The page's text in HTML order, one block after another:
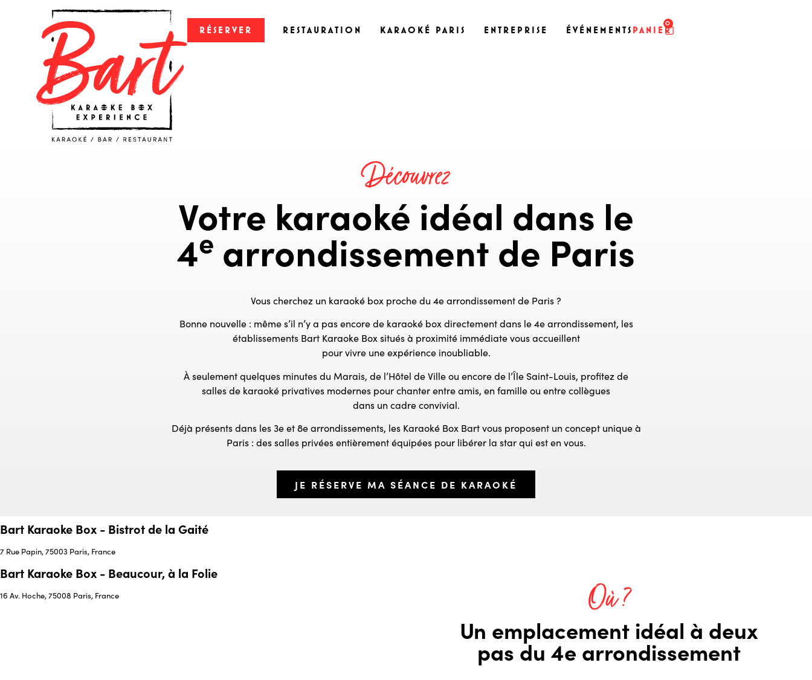
RÉSERVER RESTAURATION KARAOKÉ PARIS ENTREPRISE ÉVÉNEMENTS PANIER
0
Découvrez
Votre karaoké idéal dans le
4e arrondissement de Paris
Vous cherchez un karaoké box proche du 4e arrondissement de Paris ?
Bonne nouvelle : même s’il n’y a pas encore de karaoké box directement dans le 4e arrondissement, les
établissements Bart Karaoke Box situés à proximité immédiate vous accueillent
pour vivre une expérience inoubliable.
À seulement quelques minutes du Marais, de l’Hôtel de Ville ou encore de l’Île Saint-Louis, profitez de
salles de karaoké privatives modernes pour chanter entre amis, en famille ou entre collègues
dans un cadre convivial.
Déjà présents dans les 3e et 8e arrondissements, les Karaoké Box Bart vous proposent un concept unique à
Paris : des salles privées entièrement équipées pour libérer la star qui est en vous.
JE RÉSERVE MA SÉANCE DE KARAOKÉ
Bart Karaoke Box - Bistrot de la Gaité
7 Rue Papin, 75003 Paris, France
Bart Karaoke Box - Beaucour, à la Folie
16 Av. Hoche, 75008 Paris, France Où ?
Un emplacement idéal à deux
pas du 4e arrondissement